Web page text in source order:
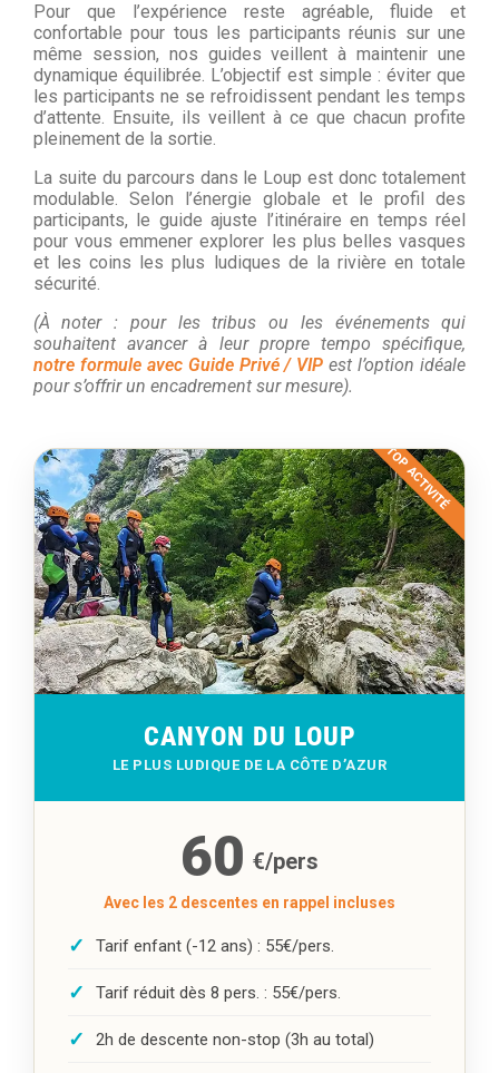
Pour que l’expérience reste agréable, fluide et
confortable pour tous les participants réunis sur une
même session, nos guides veillent à maintenir une
dynamique équilibrée. L’objectif est simple : éviter que
les participants ne se refroidissent pendant les temps
d’attente. Ensuite, ils veillent à ce que chacun profite
pleinement de la sortie.
La suite du parcours dans le Loup est donc totalement
modulable. Selon l’énergie globale et le profil des
participants, le guide ajuste l’itinéraire en temps réel
pour vous emmener explorer les plus belles vasques
et les coins les plus ludiques de la rivière en totale
sécurité.
(À noter : pour les tribus ou les événements qui
souhaitent avancer à leur propre tempo spécifique,
notre formule avec Guide Privé / VIP est l’option idéale
pour s’offrir un encadrement sur mesure).
TOP ACTIVITÉ
CANYON DU LOUP
LE PLUS LUDIQUE DE LA CÔTE D’AZUR
60 €/pers
Avec les 2 descentes en rappel incluses
✓ Tarif enfant (-12 ans) : 55€/pers.
✓ Tarif réduit dès 8 pers. : 55€/pers.
✓ 2h de descente non-stop (3h au total)